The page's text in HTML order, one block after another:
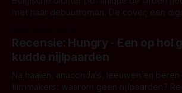
met haar debuutroman. De cover, een
achtergrond, belooft iets kleurrijks maar
iets ongrijpbaars. En dat maakt De Groen
waar.
Recensie: Hungry - Een op hol
kudde nijlpaarden
Na haaien, anaconda's, leeuwen en
filmmakers: waarom geen nijlpaarden?